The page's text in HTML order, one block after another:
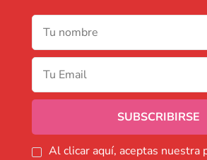
Al clicar aquí, aceptas nuestra